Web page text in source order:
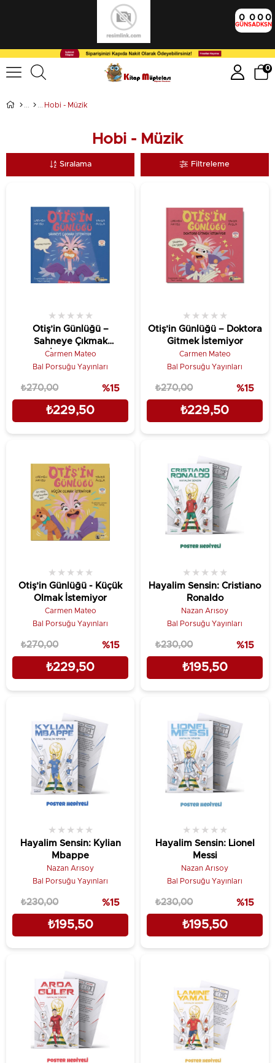
0
GÜN
0
SA
0
DK
0
SN
0
Hobi - Müzik
Hobi - Müzik
Filtreleme
Sıralama
Otiş’in Günlüğü –
Sahneye Çıkmak
İstemiyor
★ ★ ★ ★ ★
Carmen Mateo
Bal Porsuğu Yayınları
₺229,50
₺270,00 %15
Otiş’in Günlüğü – Doktora
Gitmek İstemiyor
★ ★ ★ ★ ★
Carmen Mateo
Bal Porsuğu Yayınları
₺229,50
₺270,00 %15
Otiş’in Günlüğü - Küçük
Olmak İstemiyor
★ ★ ★ ★ ★
Carmen Mateo
Bal Porsuğu Yayınları
₺229,50
₺270,00 %15
Hayalim Sensin: Cristiano
Ronaldo
★ ★ ★ ★ ★
Nazan Arısoy
Bal Porsuğu Yayınları
₺195,50
₺230,00 %15
Hayalim Sensin: Kylian
Mbappe
★ ★ ★ ★ ★
Nazan Arısoy
Bal Porsuğu Yayınları
₺195,50
₺230,00 %15
Hayalim Sensin: Lionel
Messi
★ ★ ★ ★ ★
Nazan Arısoy
Bal Porsuğu Yayınları
₺195,50
₺230,00 %15